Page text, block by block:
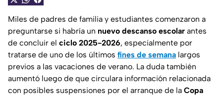
Miles de padres de familia y estudiantes comenzaron a
preguntarse si habría un nuevo descanso escolar antes
de concluir el ciclo 2025-2026, especialmente por
tratarse de uno de los últimos fines de semana largos
previos a las vacaciones de verano. La duda también
aumentó luego de que circulara información relacionada
con posibles suspensiones por el arranque de la Copa